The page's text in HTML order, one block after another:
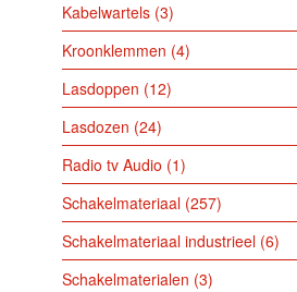
Kabelwartels 3
Kroonklemmen 4
Lasdoppen 12
Lasdozen 24
Radio tv Audio 1
Schakelmateriaal 257
Schakelmateriaal industrieel 6
Schakelmaterialen 3